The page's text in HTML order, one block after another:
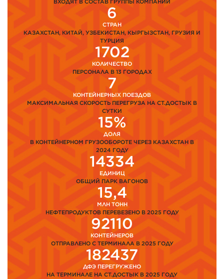
ВХОДЯТ В СОСТАВ ГРУППЫ КОМПАНИЙ
6
СТРАН
КАЗАХСТАН, КИТАЙ, УЗБЕКИСТАН, КЫРГЫЗСТАН, ГРУЗИЯ И
ТУРЦИЯ
1702
КОЛИЧЕСТВО
ПЕРСОНАЛА В 13 ГОРОДАХ
7
КОНТЕЙНЕРНЫХ ПОЕЗДОВ
МАКСИМАЛЬНАЯ СКОРОСТЬ ПЕРЕГРУЗА НА СТ.ДОСТЫК В
СУТКИ
15%
ДОЛЯ
В КОНТЕЙНЕРНОМ ГРУЗООБОРОТЕ ЧЕРЕЗ КАЗАХСТАН В
2024 ГОДУ
14334
ЕДИНИЦ
ОБЩИЙ ПАРК ВАГОНОВ
15,4
МЛН ТОНН
НЕФТЕПРОДУКТОВ ПЕРЕВЕЗЕНО В 2025 ГОДУ
92110
КОНТЕЙНЕРОВ
ОТПРАВЛЕНО С ТЕРМИНАЛА В 2025 ГОДУ
182437
ДФЭ ПЕРЕГРУЖЕНО
НА ТЕРМИНАЛЕ НА СТ.ДОСТЫК В 2025 ГОДУ